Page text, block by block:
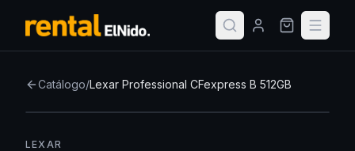
Catálogo/Lexar Professional CFexpress B 512GB
LEXAR